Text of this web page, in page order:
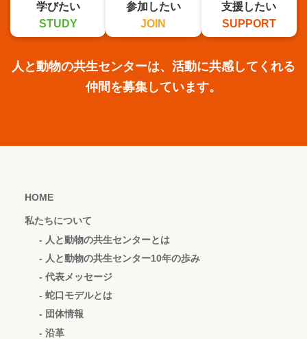
学びたい
STUDY
参加したい
JOIN
支援したい
SUPPORT
人と動物の共生センターは、活動に共感してくれる
仲間を募集しています。
HOME
私たちについて
- 人と動物の共生センターとは
- 人と動物の共生センター10年の歩み
- 代表メッセージ
- 蛇口モデルとは
- 団体情報
- 沿革